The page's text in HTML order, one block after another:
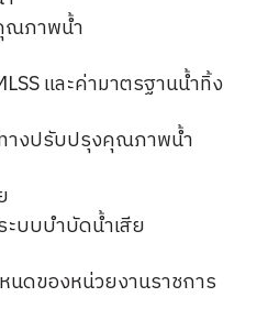
ณภาพน้ำ
และค่ามาตรฐานน้ำทิ้ง
างปรับปรุงคุณภาพน้ำ
บบบำบัดน้ำเสีย
นดของหน่วยงานราชการ